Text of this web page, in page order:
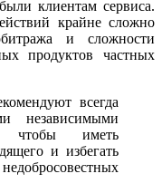
клиентам сервиса.
крайне сложно
и сложности
продуктов частных
всегда
независимыми
чтобы иметь
и избегать